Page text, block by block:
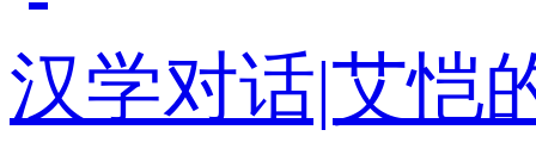
汉学对话|艾恺